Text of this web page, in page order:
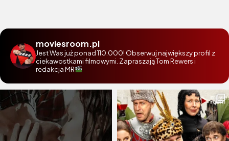
moviesroom.pl
Jest Was już ponad 110.000! Obserwuj największy profil z
ciekawostkami filmowymi. Zapraszają Tom Rewers i
redakcja MR